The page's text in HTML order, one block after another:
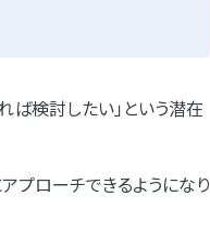
ば検討したい」という潜在
プローチできるようになり